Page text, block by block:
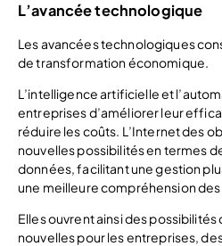
L’avancée technologique
Les avancées technologiques
de transformation économique.
L’intelligence artificielle et
entreprises d’améliorer leur
réduire les coûts. L’Internet des
nouvelles possibilités en termes
données, facilitant une gestion
une meilleure compréhension des
Elles ouvrent ainsi des
nouvelles pour les entreprises,